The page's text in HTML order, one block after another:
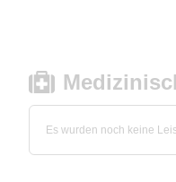
Es wurden noch keine